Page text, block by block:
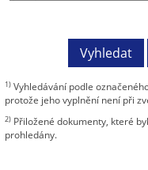
1) Vyhledávání podle
protože jeho vyplnění není při
2) Přiložené dokumenty, které
prohledány.